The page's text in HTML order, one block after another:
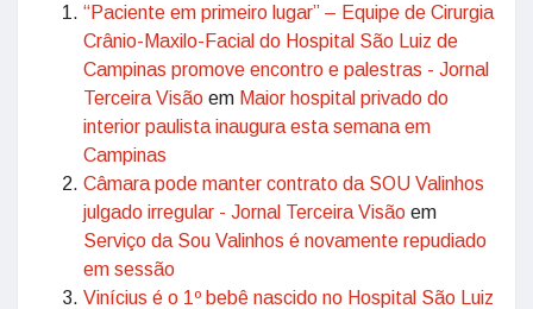
“Paciente em primeiro lugar” – Equipe de Cirurgia
Crânio-Maxilo-Facial do Hospital São Luiz de
Campinas promove encontro e palestras - Jornal
Terceira Visão em Maior hospital privado do
interior paulista inaugura esta semana em
Campinas
Câmara pode manter contrato da SOU Valinhos
julgado irregular - Jornal Terceira Visão em
Serviço da Sou Valinhos é novamente repudiado
em sessão
Vinícius é o 1º bebê nascido no Hospital São Luiz